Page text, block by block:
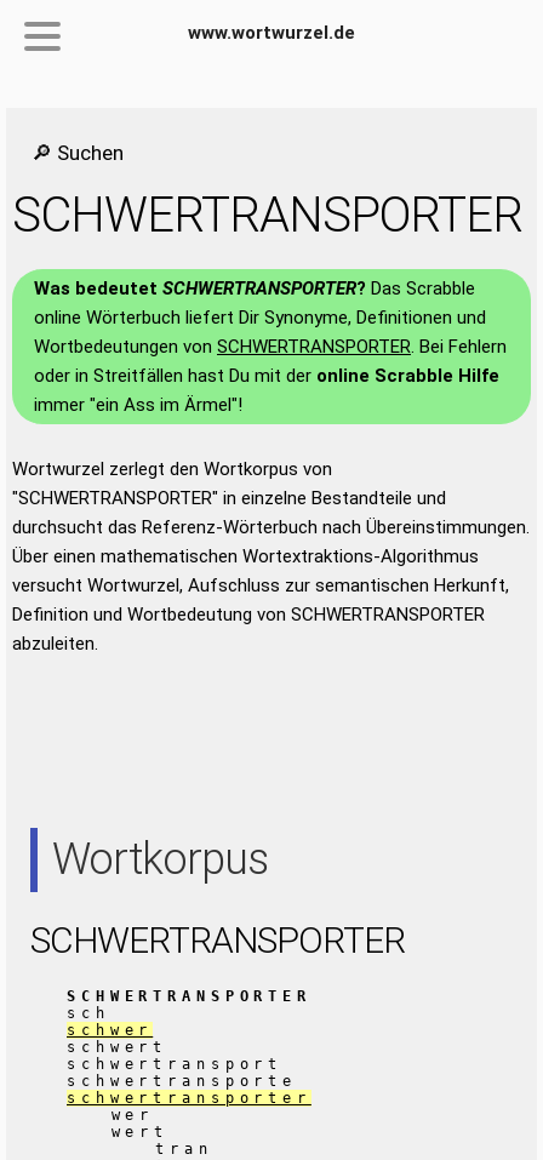
www.wortwurzel.de
🔎 Suchen
SCHWERTRANSPORTER
Was bedeutet SCHWERTRANSPORTER? Das Scrabble
online Wörterbuch liefert Dir Synonyme, Definitionen und
Wortbedeutungen von SCHWERTRANSPORTER. Bei Fehlern
oder in Streitfällen hast Du mit der online Scrabble Hilfe
immer "ein Ass im Ärmel"!
Wortwurzel zerlegt den Wortkorpus von
"SCHWERTRANSPORTER" in einzelne Bestandteile und
durchsucht das Referenz-Wörterbuch nach Übereinstimmungen.
Über einen mathematischen Wortextraktions-Algorithmus
versucht Wortwurzel, Aufschluss zur semantischen Herkunft,
Definition und Wortbedeutung von SCHWERTRANSPORTER
abzuleiten.
Wortkorpus
SCHWERTRANSPORTER
SCHWERTRANSPORTER
sch
schwer
schwert
schwertransport
schwertransporte
schwertransporter
wer
wert
tran